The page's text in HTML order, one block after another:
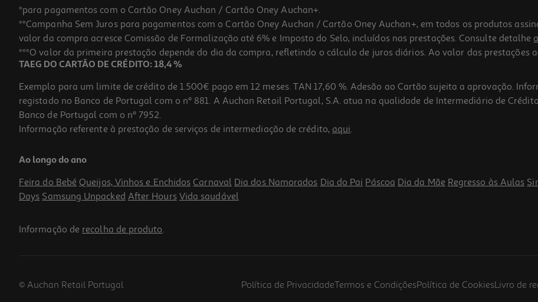
*para pagamentos com o Cartão Oney Auchan / Cartão Oney Auchan+.
**Campanha Sem Juros para pagamentos com o Cartão Oney Auchan / Cartão Oney Auchan+, em todos os produtos
valor da compra acresce Comissão de Formalização até 6% e Imposto do Selo, incluídos nas prestações. Consulte detalhe
***O valor da primeira prestação depende do dia da compra, refletindo o cálculo de juros diários. Ao valor das prestações
TAEG DO CARTÃO DE CRÉDITO: 18,4 %
Exemplo para um limite de crédito de 1.500€ pago em 12 meses. TAN 17,60 %. Adesão ao Cartão sujeita a aprovação.
registado no Banco de Portugal com o nº 881. A Auchan Retail Portugal, S.A. atua na qualidade de Intermediário de
Banco de Portugal com o nº 7952.
Informação referente à prestação de serviços de intermediação de crédito, aqui.
Ao longo do ano
Feira do Bebé Queijos, Vinhos e Enchidos Carnaval Dia dos Namorados Dia do Pai Páscoa Dia da Mãe Regresso às Aulas
Days Samsung Unpacked After Hours Vida saudável
Informação de recolha de produto.
Política de PrivacidadeTermos e CondiçõesPolítica de CookiesLivro de
© Auchan Retail Portugal